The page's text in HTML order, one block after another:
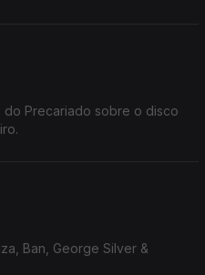
do Precariado sobre o disco
Ban, George Silver &